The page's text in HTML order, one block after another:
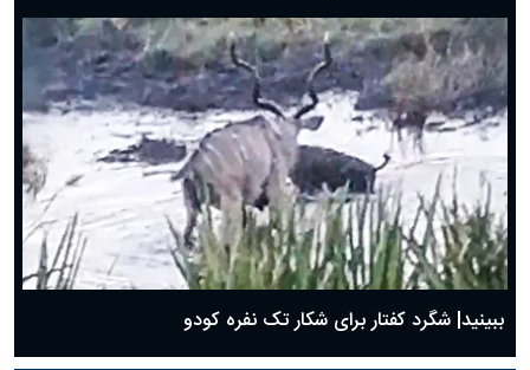
ببینید| شگرد کفتار برای شکار تک نفره کودو